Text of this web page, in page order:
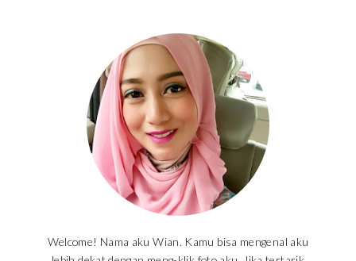
Welcome! Nama aku Wian. Kamu bisa mengenal aku